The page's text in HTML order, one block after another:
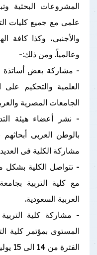
المشروعات البحثية
علمى مع جميع كليات
والأجنبى، وكذا كافة
وعالمياً. ومن ذلك:-
- مشاركة بعض أساتذة
العلمية والتحكيم على
الجامعات المصرية
- نشر أعضاء هيئة
بالوطن العربى أبحاثهم
مشاركة الكلية فى
- تتواصل الكلية بشكل
مع كلية التربية
العربية السعودية.
- مشاركة كلية
المستوى بمؤتمر كلية